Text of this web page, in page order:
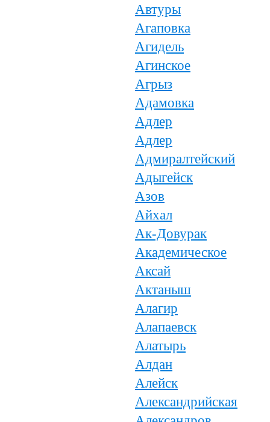
Автуры
Агаповка
Агидель
Агинское
Агрыз
Адамовка
Адлер
Адлер
Адмиралтейский
Адыгейск
Азов
Айхал
Ак-Довурак
Академическое
Аксай
Актаныш
Алагир
Алапаевск
Алатырь
Алдан
Алейск
Александрийская